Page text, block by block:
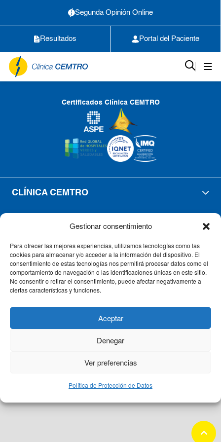
Gestionar consentimiento
Para ofrecer las mejores experiencias, utilizamos tecnologías como las
cookies para almacenar y/o acceder a la información del dispositivo. El
consentimiento de estas tecnologías nos permitirá procesar datos como el
comportamiento de navegación o las identificaciones únicas en este sitio.
No consentir o retirar el consentimiento, puede afectar negativamente a
ciertas características y funciones.
Aceptar
Denegar
Ver preferencias
Política de Protección de Datos
Segunda Opinión Online
Resultados Portal del Paciente
keyboard_arrow_up
Certificados Clínica CEMTRO
CLÍNICA CEMTRO
QUIÉNES SOMOS
PACIENTE CEMTRO
CONTACTO
Protección de datosPolítica de Cookies